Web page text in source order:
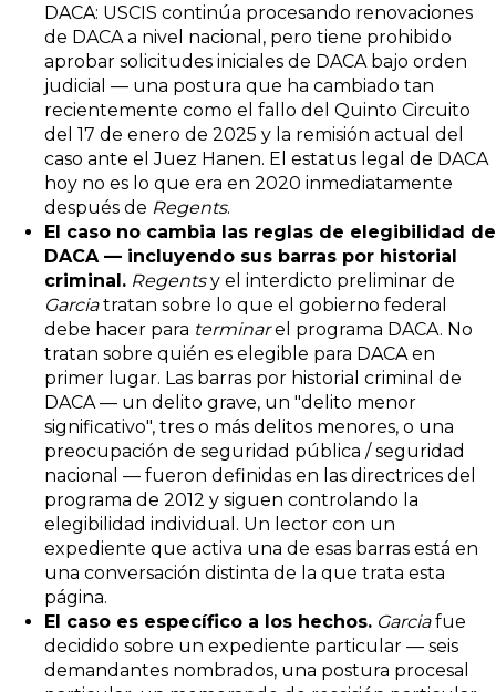
DACA: USCIS continúa procesando renovaciones
de DACA a nivel nacional, pero tiene prohibido
aprobar solicitudes iniciales de DACA bajo orden
judicial — una postura que ha cambiado tan
recientemente como el fallo del Quinto Circuito
del 17 de enero de 2025 y la remisión actual del
caso ante el Juez Hanen. El estatus legal de DACA
hoy no es lo que era en 2020 inmediatamente
después de Regents.
El caso no cambia las reglas de elegibilidad de
DACA — incluyendo sus barras por historial
criminal. Regentsy el interdicto preliminar de
Garciatratan sobre lo que el gobierno federal
debe hacer para terminarel programa DACA. No
tratan sobre quién es elegible para DACA en
primer lugar. Las barras por historial criminal de
DACA — un delito grave, un "delito menor
significativo", tres o más delitos menores, o una
preocupación de seguridad pública / seguridad
nacional — fueron definidas en las directrices del
programa de 2012 y siguen controlando la
elegibilidad individual. Un lector con un
expediente que activa una de esas barras está en
una conversación distinta de la que trata esta
página.
El caso es específico a los hechos. Garciafue
decidido sobre un expediente particular — seis
demandantes nombrados, una postura procesal